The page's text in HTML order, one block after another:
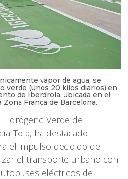
vapor de agua, se
verde (unos 20 kilos diarios) en
de Iberdrola, ubicada en el
Franca de Barcelona.
Verde de
Tola, ha destacado
el impulso decidido de
el transporte urbano con
eléctricos de